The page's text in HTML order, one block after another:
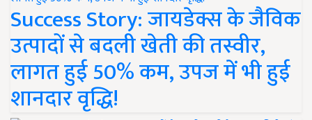
Success Story: जायडेक्स के जैविक
उत्पादों से बदली खेती की तस्वीर,
लागत हुई 50% कम, उपज में भी हुई
शानदार वृद्धि!